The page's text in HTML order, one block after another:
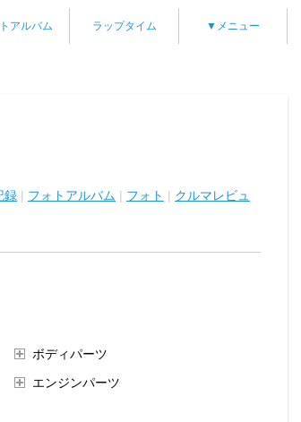
アルバム ラップタイム ▼メニュー
録 | フォトアルバム | フォト | クルマレビュ
ボディパーツ
エンジンパーツ